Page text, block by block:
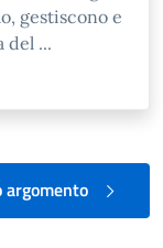
gestiscono e
del ...